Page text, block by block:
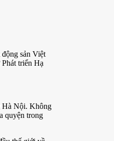
sản Việt
triển Hạ
Hà Nội. Không
quyện trong